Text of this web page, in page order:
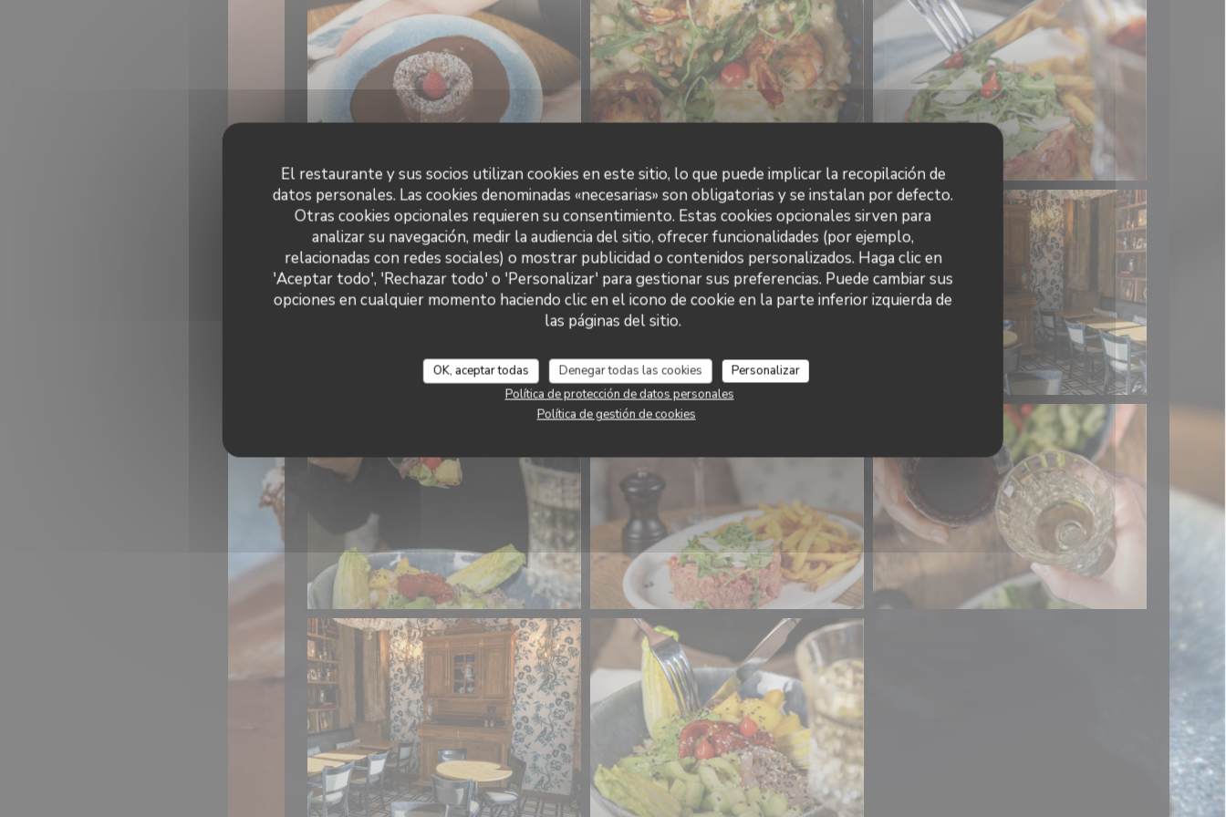
El restaurante y sus socios utilizan cookies en este sitio, lo que puede implicar la recopilación de
datos personales. Las cookies denominadas «necesarias» son obligatorias y se instalan por defecto.
Otras cookies opcionales requieren su consentimiento. Estas cookies opcionales sirven para
analizar su navegación, medir la audiencia del sitio, ofrecer funcionalidades (por ejemplo,
relacionadas con redes sociales) o mostrar publicidad o contenidos personalizados. Haga clic en
'Aceptar todo', 'Rechazar todo' o 'Personalizar' para gestionar sus preferencias. Puede cambiar sus
opciones en cualquier momento haciendo clic en el icono de cookie en la parte inferior izquierda de
las páginas del sitio.
OK, aceptar todas Denegar todas las cookies
Personalizar
Política de protección de datos personales
Política de gestión de cookies